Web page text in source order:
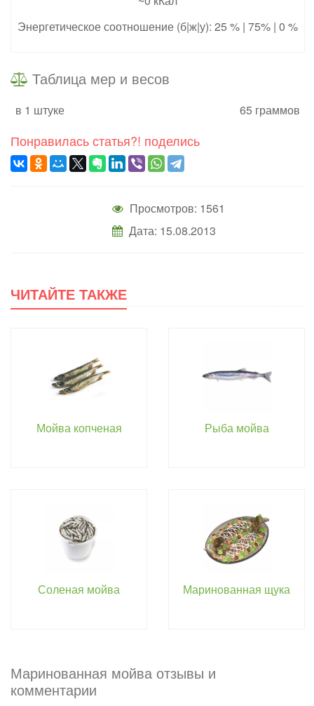
Энергетическое соотношение (б|ж|у): 25 % | 75% | 0 %
Таблица мер и весов
в 1 штуке 65 граммов
Понравилась статья?! поделись
Просмотров: 1561
Дата: 15.08.2013
ЧИТАЙТЕ ТАКЖЕ
Мойва копченая Рыба мойва
Соленая мойва Маринованная щука
Маринованная мойва отзывы и
комментарии